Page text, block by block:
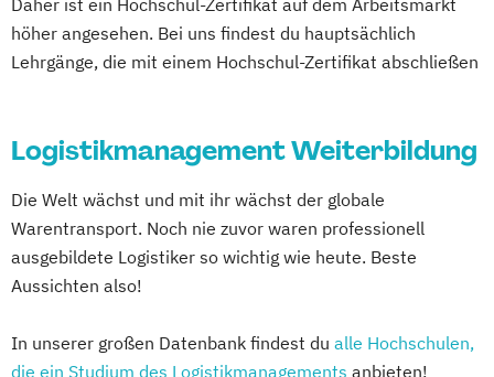
Daher ist ein Hochschul-Zertifikat auf dem Arbeitsmarkt
höher angesehen. Bei uns findest du hauptsächlich
Lehrgänge, die mit einem Hochschul-Zertifikat abschließen
Logistikmanagement Weiterbildung
Die Welt wächst und mit ihr wächst der globale
Warentransport. Noch nie zuvor waren professionell
ausgebildete Logistiker so wichtig wie heute. Beste
Aussichten also!
In unserer großen Datenbank findest du alle Hochschulen,
die ein Studium des Logistikmanagements anbieten!